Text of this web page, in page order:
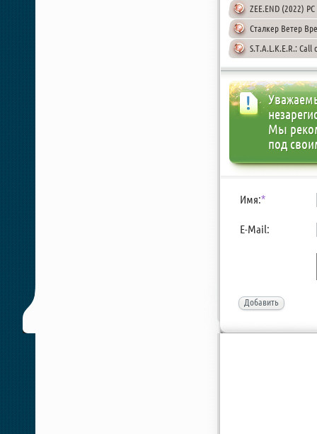
ZEE.END (2022)
Сталкер Ветер
S.T.A.L.K.E.R.: Call
Мы
под
Имя:*
E-Mail:
Добавить